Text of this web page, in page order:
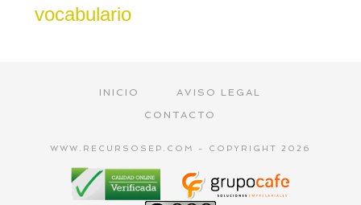
vocabulario
INICIO
AVISO LEGAL
CONTACTO
WWW.RECURSOSEP.COM - COPYRIGHT 2026